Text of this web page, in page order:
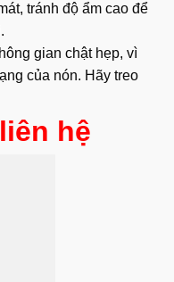
tránh độ ẩm cao để
gian chật hẹp, vì
của nón. Hãy treo
hệ